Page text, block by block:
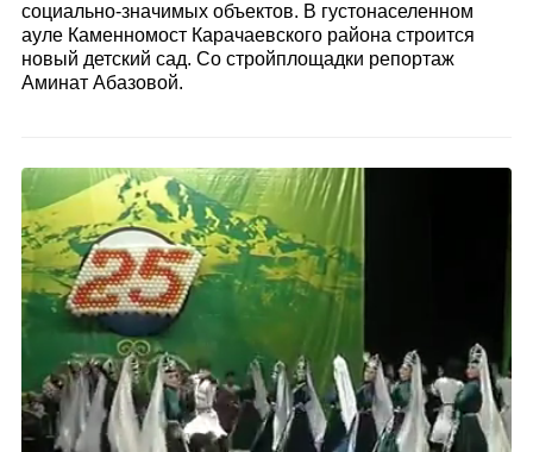
социально-значимых объектов. В густонаселенном
ауле Каменномост Карачаевского района строится
новый детский сад. Со стройплощадки репортаж
Аминат Абазовой.